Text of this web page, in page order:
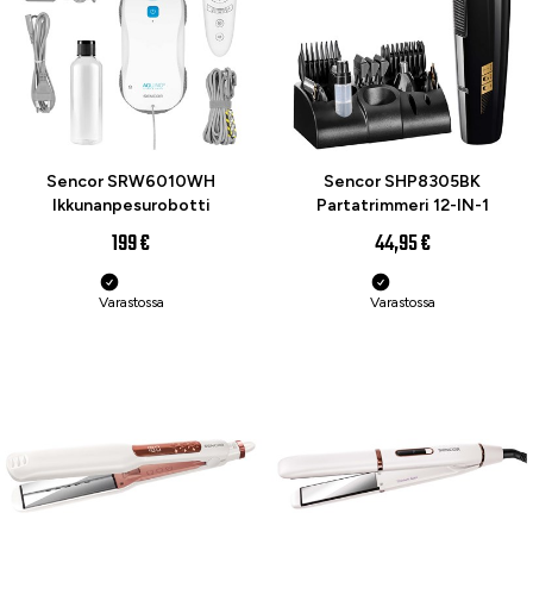
Sencor SRW6010WH
Ikkunanpesurobotti
199 €
Varastossa
Sencor SHP8305BK
Partatrimmeri 12-IN-1
44,95 €
Varastossa